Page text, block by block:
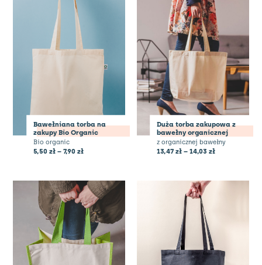
Bawełniana torba na
zakupy Bio Organic
Bio organic
5,50 zł– 7,90 zł
Duża torba zakupowa z
bawełny organicznej
z organicznej bawełny
13,47zł –14,03zł